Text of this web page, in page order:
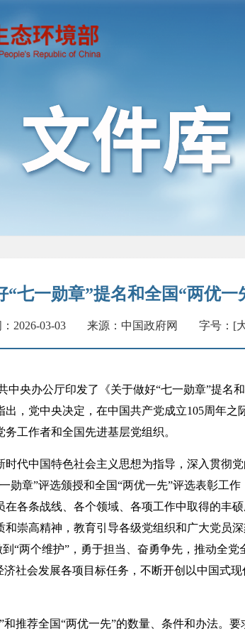
“七一勋章”提名和全国“两优一
2026-03-03 来源：中国政府网 字号： [
办公厅印发了《关于做好“七一勋章”提名和
出，党中央决定，在中国共产党成立105周年之
工作者和全国先进基层党组织。
中国特色社会主义思想为指导，深入贯彻党
勋章”评选颁授和全国“两优一先”评选表彰工
各条战线、各个领域、各项工作中取得的丰
崇高精神，教育引导各级党组织和广大党员
“两个维护”，勇于担当、奋勇争先，推动全
济社会发展各项目标任务，不断开创以中国式
荐全国“两优一先”的数量、条件和办法。要